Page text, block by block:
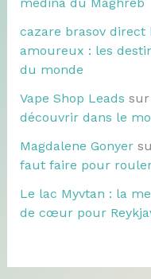
cazare brasov direct
amoureux : les
du monde
Vape Shop Leads sur
découvrir dans le
Magdalene Gonyer
faut faire pour
Le lac Myvtan : la
de cœur pour